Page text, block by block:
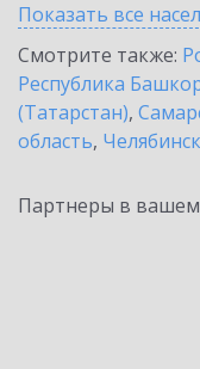
Показать все
Смотрите также:
Республика
(Татарстан),
область,
Партнеры в вашем